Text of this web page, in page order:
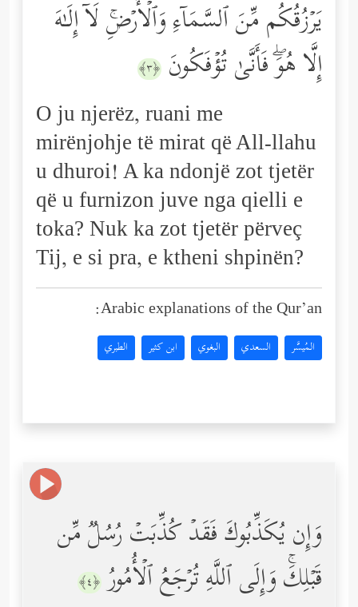
یَرۡزُقُكُم مِّنَ ٱلسَّمَاۤءِ وَٱلۡأَرۡضِۚ لَاۤ إِلَـٰهَ
إِلَّا هُوَۖ فَأَنَّىٰ تُؤۡفَكُونَ ﴿٣﴾
O ju njerëz, ruani me
mirënjohje të mirat që All-llahu
u dhuroi! A ka ndonjë zot tjetër
që u furnizon juve nga qielli e
toka? Nuk ka zot tjetër përveç
Tij, e si pra, e ktheni shpinën?
Arabic explanations of the Qur’an:
المُيسَّر السعدي البغوي ابن كثير الطبري
وَإِن یُكَذِّبُوكَ فَقَدۡ كُذِّبَتۡ رُسُلࣱ مِّن
قَبۡلِكَۚ وَإِلَى ٱللَّهِ تُرۡجَعُ ٱلۡأُمُورُ ﴿٤﴾